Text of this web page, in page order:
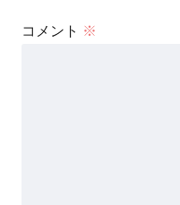
コメント ※